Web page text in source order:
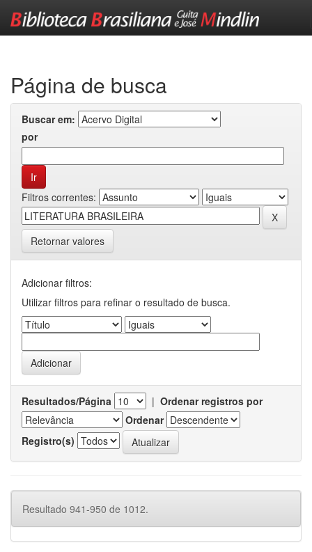
Página de busca
Buscar em:
por
Filtros correntes:
Retornar valores
Adicionar filtros:
Utilizar filtros para refinar o resultado de busca.
Resultados/Página | Ordenar registros por
Ordenar
Registro(s)
Resultado 941-950 de 1012.